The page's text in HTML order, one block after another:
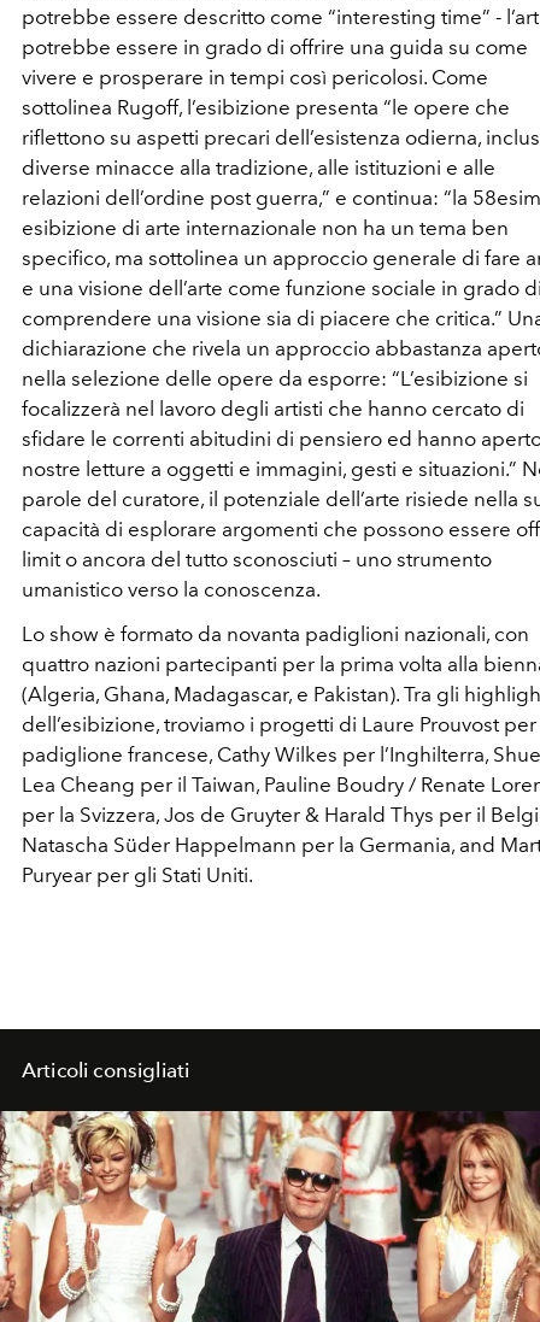
potrebbe essere descritto come “interesting time” -
potrebbe essere in grado di offrire una guida su come
vivere e prosperare in tempi così pericolosi. Come
sottolinea Rugoff, l’esibizione presenta “le opere che
riflettono su aspetti precari dell’esistenza odierna,
diverse minacce alla tradizione, alle istituzioni e alle
relazioni dell’ordine post guerra,” e continua: “la
esibizione di arte internazionale non ha un tema ben
specifico, ma sottolinea un approccio generale di fare
e una visione dell’arte come funzione sociale in grado
comprendere una visione sia di piacere che critica.”
dichiarazione che rivela un approccio abbastanza
nella selezione delle opere da esporre: “L’esibizione si
focalizzerà nel lavoro degli artisti che hanno cercato di
sfidare le correnti abitudini di pensiero ed hanno
nostre letture a oggetti e immagini, gesti e situazioni.”
parole del curatore, il potenziale dell’arte risiede nella
capacità di esplorare argomenti che possono essere
limit o ancora del tutto sconosciuti – uno strumento
umanistico verso la conoscenza.
Lo show è formato da novanta padiglioni nazionali, con
quattro nazioni partecipanti per la prima volta alla
(Algeria, Ghana, Madagascar, e Pakistan). Tra gli
dell’esibizione, troviamo i progetti di Laure Prouvost per
padiglione francese, Cathy Wilkes per l’Inghilterra, Shue
Lea Cheang per il Taiwan, Pauline Boudry / Renate
per la Svizzera, Jos de Gruyter & Harald Thys per il
Natascha Süder Happelmann per la Germania, and
Puryear per gli Stati Uniti.
Articoli consigliati